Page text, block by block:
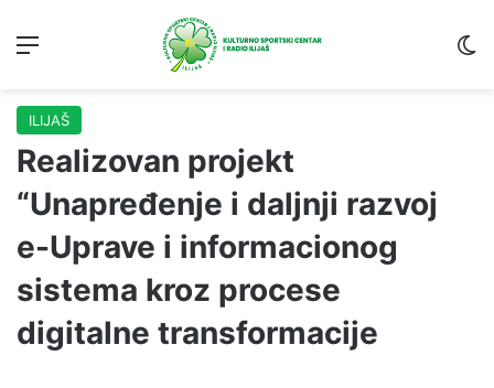
ILIJAŠ
Realizovan projekt
“Unapređenje i daljnji razvoj
e-Uprave i informacionog
sistema kroz procese
digitalne transformacije